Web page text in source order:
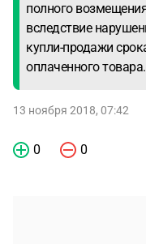
полного
вследствие
купли-продажи
оплаченного товара.
13 ноября 2018, 07:42
0 0